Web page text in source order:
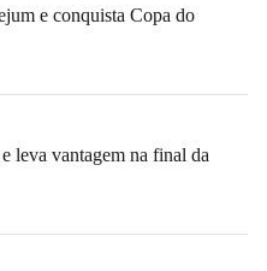
e conquista Copa do
leva vantagem na final da